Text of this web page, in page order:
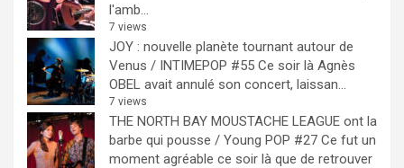
l'amb...
7 views
JOY : nouvelle planète tournant autour de
Venus / INTIMEPOP #55 Ce soir là Agnès
OBEL avait annulé son concert, laissan...
7 views
THE NORTH BAY MOUSTACHE LEAGUE ont la
barbe qui pousse / Young POP #27 Ce fut un
moment agréable ce soir là que de retrouver